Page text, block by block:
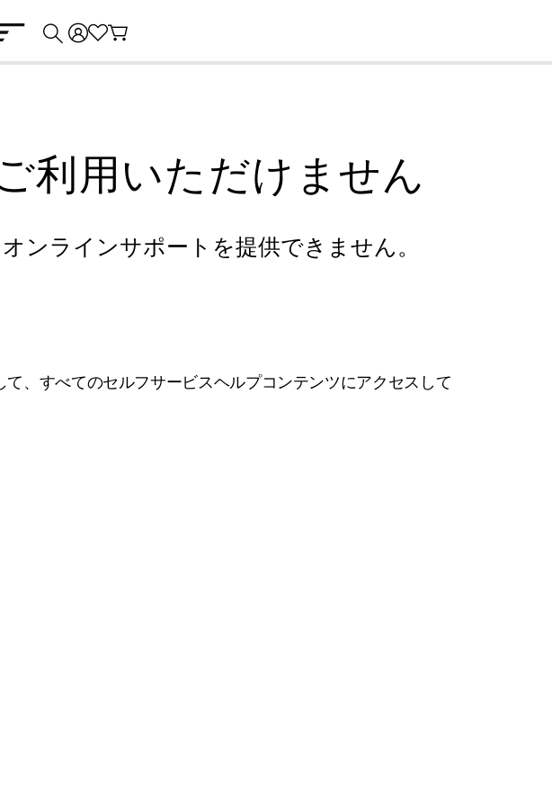
利用いただけません
ンラインサポートを提供できません。
、すべてのセルフサービスヘルプコンテンツにアクセスして